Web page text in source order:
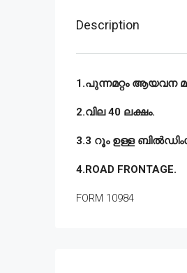
Description
1.പുന്നമറ്റം ആയവന
2.വില 40 ലക്ഷം.
3.3 റൂം ഉള്ള
4.ROAD FRONTAGE.
FORM 10984